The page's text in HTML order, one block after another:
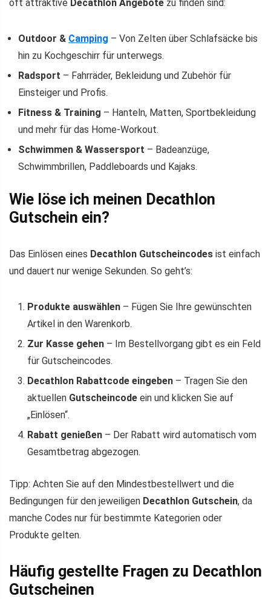
oft attraktive Decathlon Angebote zu finden sind:
Outdoor & Camping – Von Zelten über Schlafsäcke bis
hin zu Kochgeschirr für unterwegs.
Radsport – Fahrräder, Bekleidung und Zubehör für
Einsteiger und Profis.
Fitness & Training – Hanteln, Matten, Sportbekleidung
und mehr für das Home-Workout.
Schwimmen & Wassersport – Badeanzüge,
Schwimmbrillen, Paddleboards und Kajaks.
Wie löse ich meinen Decathlon
Gutschein ein?
Das Einlösen eines Decathlon Gutscheincodes ist einfach
und dauert nur wenige Sekunden. So geht’s:
Produkte auswählen – Fügen Sie Ihre gewünschten
Artikel in den Warenkorb.
Zur Kasse gehen – Im Bestellvorgang gibt es ein Feld
für Gutscheincodes.
Decathlon Rabattcode eingeben – Tragen Sie den
aktuellen Gutscheincode ein und klicken Sie auf
„Einlösen“.
Rabatt genießen – Der Rabatt wird automatisch vom
Gesamtbetrag abgezogen.
Tipp: Achten Sie auf den Mindestbestellwert und die
Bedingungen für den jeweiligen Decathlon Gutschein, da
manche Codes nur für bestimmte Kategorien oder
Produkte gelten.
Häufig gestellte Fragen zu Decathlon
Gutscheinen